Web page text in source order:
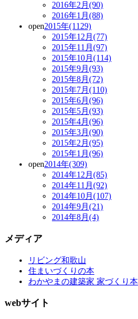
2016年2月(90)
2016年1月(88)
open2015年(1129)
2015年12月(77)
2015年11月(97)
2015年10月(114)
2015年9月(93)
2015年8月(72)
2015年7月(110)
2015年6月(96)
2015年5月(93)
2015年4月(96)
2015年3月(90)
2015年2月(95)
2015年1月(96)
open2014年(309)
2014年12月(85)
2014年11月(92)
2014年10月(107)
2014年9月(21)
2014年8月(4)
メディア
リビング和歌山
住まいづくりの本
わかやまの建築家 家づくり本
webサイト